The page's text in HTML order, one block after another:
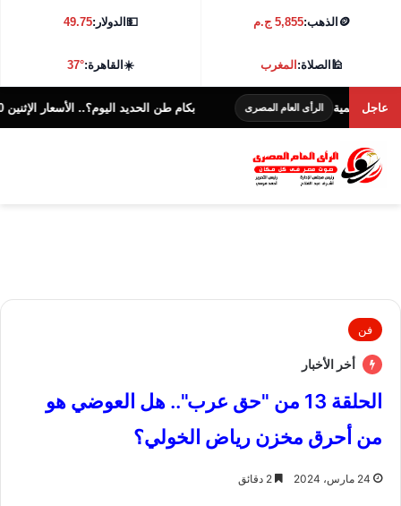
🪙 الذهب:5,855 ج.م 💵الدولار:49.75
🕌الصلاة:المغرب ☀️القاهرة:37°
عاجل الرأى العام المصرى بكام طن الحديد اليوم؟.. الأسعار الإثنين 10 أغسطس 2026
فن
أخر الأخبار
الحلقة 13 من "حق عرب".. هل العوضي هو
من أحرق مخزن رياض الخولي؟
24 مارس، 2024